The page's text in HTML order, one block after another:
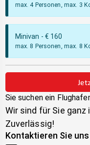
max. 4 Personen, max. 3
Minivan - € 160
max. 8 Personen, max. 8
Sie suchen ein
Wir sind für Sie ganz
Zuverlässig!
Kontaktieren Sie uns